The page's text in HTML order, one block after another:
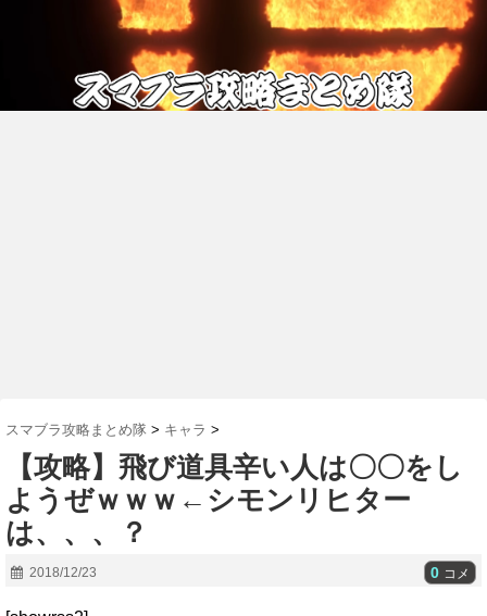
スマブラ攻略まとめ隊 > キャラ >
【攻略】飛び道具辛い人は〇〇をし
ようぜｗｗｗ←シモンリヒター
は、、、？
2018/12/23 0 コメ